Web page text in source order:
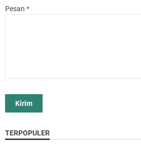
Pesan *
TERPOPULER